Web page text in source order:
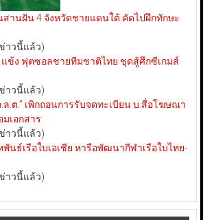
สานฝัน 4 จังหวัดชายแดนใต้ คัดไปฝึกทักษะ
าวนี้แล้ว)
แข้ง ฟุตซอลชายทีมชาติไทย ชุดสู้ศึกซีเกมส์
าวนี้แล้ว)
.ล.ต.” เพิกถอนการรับจดทะเบียน บ.สื่อโฆษณา
เอกสาร
าวนี้แล้ว)
พันธ์เรือใบเอเชีย หารือพัฒนากีฬาเรือใบไทย-
าวนี้แล้ว)